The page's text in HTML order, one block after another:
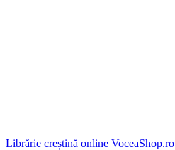
Librărie creștină online VoceaShop.ro